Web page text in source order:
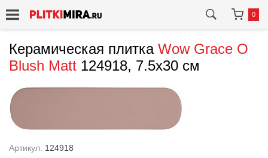
0
Керамическая плитка Wow Grace O
Blush Matt 124918, 7.5x30 см
Артикул: 124918